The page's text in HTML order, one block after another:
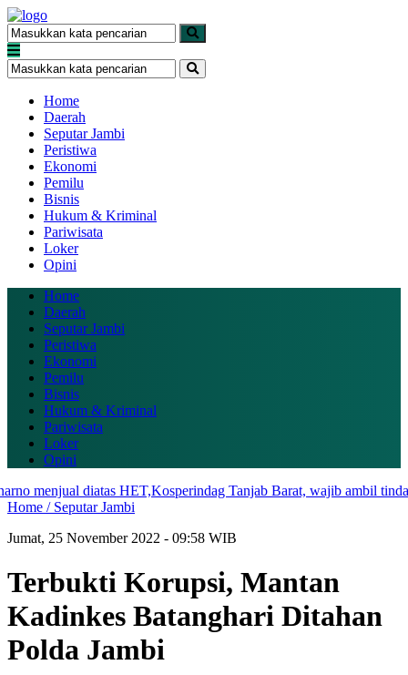
Home
Daerah
Seputar Jambi
Peristiwa
Ekonomi
Pemilu
Bisnis
Hukum & Kriminal
Pariwisata
Loker
Opini
Home
Daerah
Seputar Jambi
Peristiwa
Ekonomi
Pemilu
Bisnis
Hukum & Kriminal
Pariwisata
Loker
Opini
menjual diatas HET,Kosperindag Tanjab Barat, wajib ambil tindakan.
Home / Seputar Jambi
Jumat, 25 November 2022 - 09:58 WIB
Terbukti Korupsi, Mantan
Kadinkes Batanghari Ditahan
Polda Jambi